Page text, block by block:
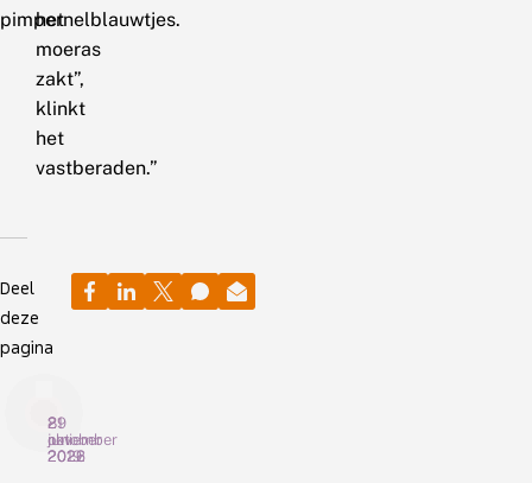
pimpernelblauwtjes.
het
moeras
zakt”,
klinkt
het
vastberaden.”
Deel
deze
pagina
29
juni
2026
8
november
2022
21
oktober
2019